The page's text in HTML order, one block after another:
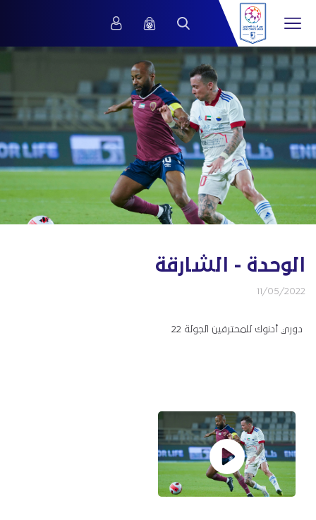
الوحدة - الشارقة
11/05/2022
دوري أدنوك للمحترفين الجولة 22